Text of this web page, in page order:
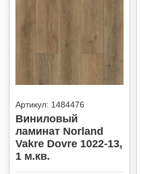
Артикул: 1484476
Виниловый
ламинат Norland
Vakre Dovre 1022-13,
1 м.кв.